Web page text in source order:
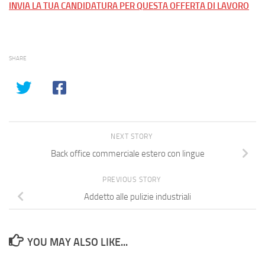
INVIA LA TUA CANDIDATURA PER QUESTA OFFERTA DI LAVORO
SHARE
NEXT STORY
Back office commerciale estero con lingue
PREVIOUS STORY
Addetto alle pulizie industriali
YOU MAY ALSO LIKE...